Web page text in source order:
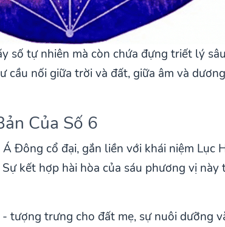
tự nhiên mà còn chứa đựng triết lý
cầu nối giữa trời và đất, giữa âm và
Của Số 6
Đông cổ đại, gắn liền với khái niệm Lục
kết hợp hài hòa của sáu phương vị
tượng trưng cho đất mẹ, sự nuôi dưỡng